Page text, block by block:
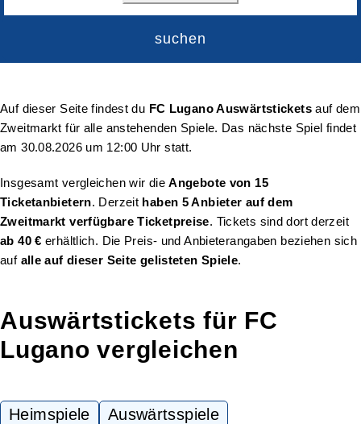
suchen
Auf dieser Seite findest du FC Lugano Auswärtsticketsauf dem
Zweitmarkt für alle anstehenden Spiele. Das nächste Spiel findet
am30.08.2026 um 12:00 Uhr statt.
Insgesamt vergleichen wir dieAngebote von 15
Ticketanbietern. Derzeit haben 5 Anbieter auf dem
Zweitmarkt verfügbare Ticketpreise. Tickets sind dort derzeit
ab 40 € erhältlich. Die Preis- und Anbieterangaben beziehen sich
auf alle auf dieser Seite gelisteten Spiele.
Auswärtstickets für FC
Lugano vergleichen
Heimspiele Auswärtsspiele